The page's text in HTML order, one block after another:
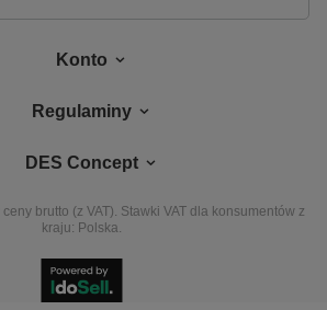
Konto
Regulaminy
DES Concept
brutto (z VAT). Stawki VAT dla konsumentów z
kraju: Polska.